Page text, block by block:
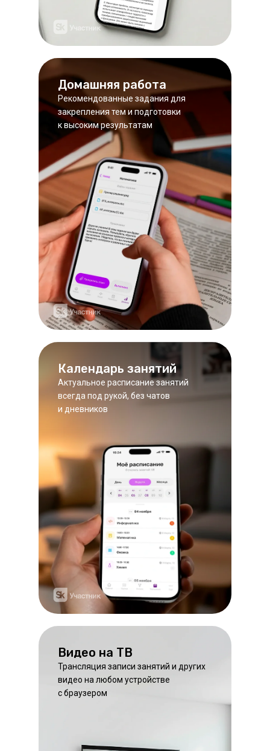
Домашняя работа
Рекомендованные задания для
закрепления тем и подготовки
к высоким результатам
Календарь занятий
Актуальное расписание занятий
всегда под рукой, без чатов
и дневников
Видео на ТВ
Трансляция записи занятий и других
видео на любом устройстве
с браузером